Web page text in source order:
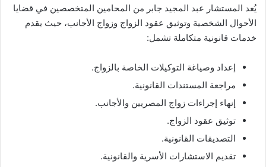
يُعد المستشار عبد المجيد جابر من المحامين المتخصصين في قضايا
الأحوال الشخصية وتوثيق عقود الزواج وزواج الأجانب، حيث يقدم
خدمات قانونية متكاملة تشمل:
إعداد وصياغة التوكيلات الخاصة بالزواج.
مراجعة المستندات القانونية.
إنهاء إجراءات زواج المصريين والأجانب.
توثيق عقود الزواج.
التصديقات القانونية.
تقديم الاستشارات الأسرية والقانونية.